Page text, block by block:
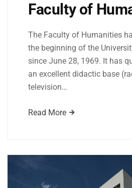
Faculty of
The Faculty of Humanities
the beginning of the
since June 28, 1969. It has
an excellent didactic base
television…
Read More